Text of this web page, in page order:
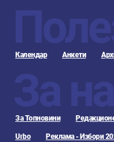
Календар Анкети
За
За Топновини
Urbo Реклама - Избори